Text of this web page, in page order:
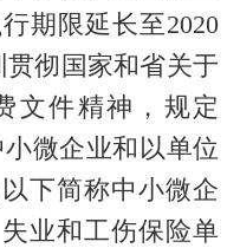
期限延长至2020
彻国家和省关于
文件精神，规定
微企业和以单位
下简称中小微企
业和工伤保险单